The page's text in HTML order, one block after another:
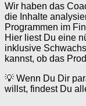
Wir haben das
die Inhalte
Programmen im
Hier liest Du eine
inklusive
kannst, ob das
💡 Wenn Du Dir
willst, findest Du